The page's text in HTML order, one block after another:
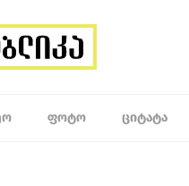
ᲤᲝᲢᲝ ᲪᲘᲢᲐᲢᲐ